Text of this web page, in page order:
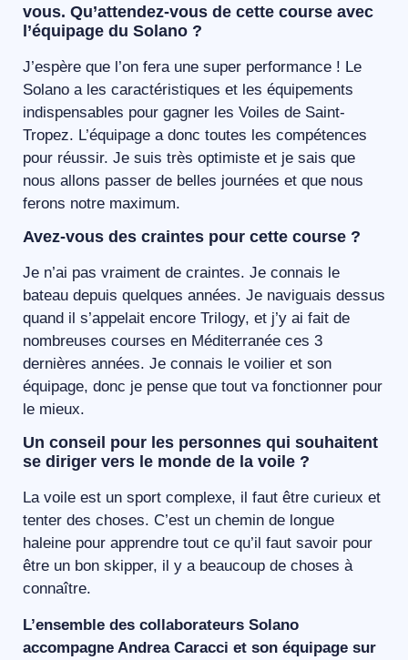
vous. Qu’attendez-vous de cette course avec
l’équipage du Solano ?
J’espère que l’on fera une super performance ! Le
Solano a les caractéristiques et les équipements
indispensables pour gagner les Voiles de Saint-
Tropez. L’équipage a donc toutes les compétences
pour réussir. Je suis très optimiste et je sais que
nous allons passer de belles journées et que nous
ferons notre maximum.
Avez-vous des craintes pour cette course ?
Je n’ai pas vraiment de craintes. Je connais le
bateau depuis quelques années. Je naviguais dessus
quand il s’appelait encore Trilogy, et j’y ai fait de
nombreuses courses en Méditerranée ces 3
dernières années. Je connais le voilier et son
équipage, donc je pense que tout va fonctionner pour
le mieux.
Un conseil pour les personnes qui souhaitent
se diriger vers le monde de la voile ?
La voile est un sport complexe, il faut être curieux et
tenter des choses. C’est un chemin de longue
haleine pour apprendre tout ce qu’il faut savoir pour
être un bon skipper, il y a beaucoup de choses à
connaître.
L’ensemble des collaborateurs Solano
accompagne Andrea Caracci et son équipage sur